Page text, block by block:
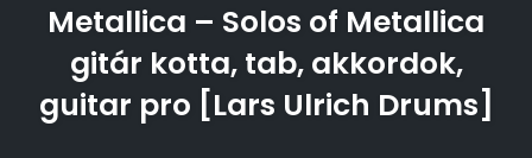
Metallica – Solos of Metallica
gitár kotta, tab, akkordok,
guitar pro [Lars Ulrich Drums]